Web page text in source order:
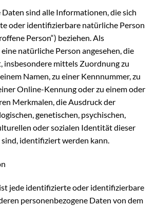
Daten sind alle Informationen, die sich
oder identifizierbare natürliche Person
Person“) beziehen. Als
natürliche Person angesehen, die
insbesondere mittels Zuordnung zu
Namen, zu einer Kennnummer, zu
Online-Kennung oder zu einem oder
Merkmalen, die Ausdruck der
genetischen, psychischen,
oder sozialen Identität dieser
identifiziert werden kann.
jede identifizierte oder identifizierbare
personenbezogene Daten von dem